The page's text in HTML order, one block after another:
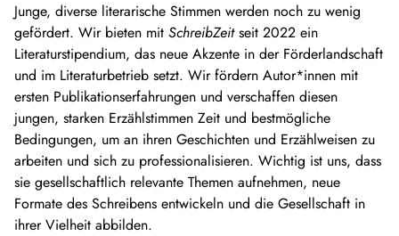
Junge, diverse literarische Stimmen werden noch zu wenig
gefördert. Wir bieten mit SchreibZeitseit 2022 ein
Literaturstipendium, das neue Akzente in der Förderlandschaft
und im Literaturbetrieb setzt. Wir fördern Autor*innen mit
ersten Publikationserfahrungen und verschaffen diesen
jungen, starken Erzählstimmen Zeit und bestmögliche
Bedingungen, um an ihren Geschichten und Erzählweisen zu
arbeiten und sich zu professionalisieren. Wichtig ist uns, dass
sie gesellschaftlich relevante Themen aufnehmen, neue
Formate des Schreibens entwickeln und die Gesellschaft in
ihrer Vielheit abbilden.